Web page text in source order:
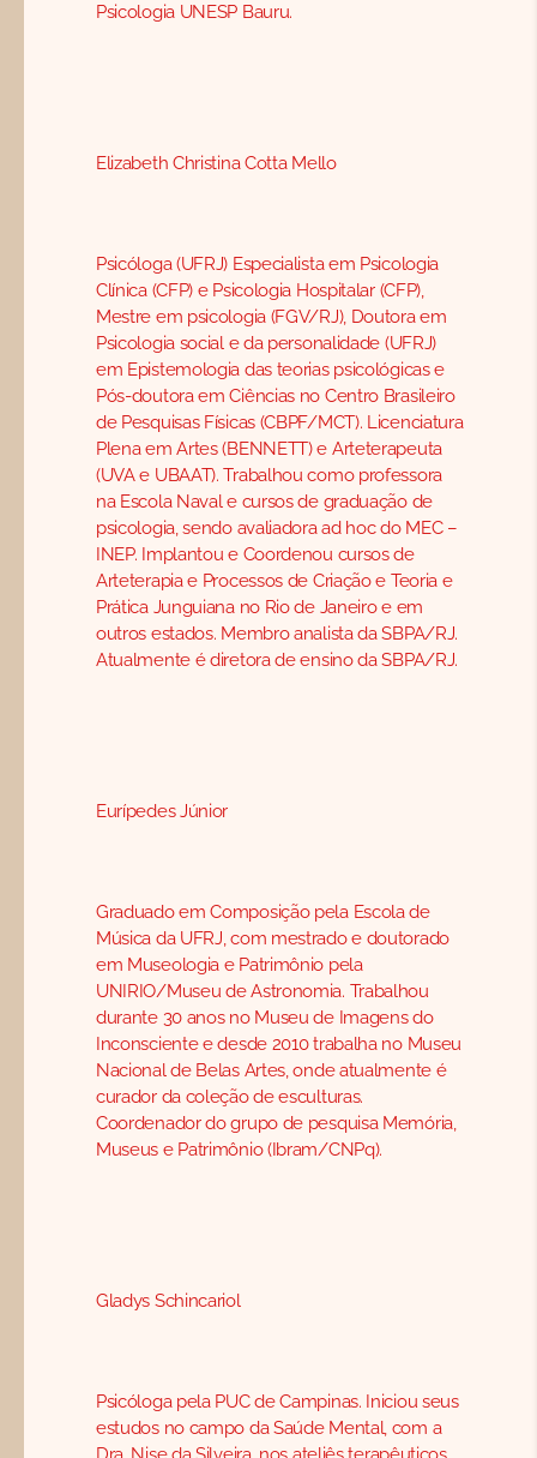
Psicologia UNESP Bauru.
Elizabeth Christina Cotta Mello
Psicóloga (UFRJ) Especialista em Psicologia
Clínica (CFP) e Psicologia Hospitalar (CFP),
Mestre em psicologia (FGV/RJ), Doutora em
Psicologia social e da personalidade (UFRJ)
em Epistemologia das teorias psicológicas e
Pós-doutora em Ciências no Centro Brasileiro
de Pesquisas Físicas (CBPF/MCT). Licenciatura
Plena em Artes (BENNETT) e Arteterapeuta
(UVA e UBAAT). Trabalhou como professora
na Escola Naval e cursos de graduação de
psicologia, sendo avaliadora ad hoc do MEC –
INEP. Implantou e Coordenou cursos de
Arteterapia e Processos de Criação e Teoria e
Prática Junguiana no Rio de Janeiro e em
outros estados. Membro analista da SBPA/RJ.
Atualmente é diretora de ensino da SBPA/RJ.
Eurípedes Júnior
Graduado em Composição pela Escola de
Música da UFRJ, com mestrado e doutorado
em Museologia e Patrimônio pela
UNIRIO/Museu de Astronomia. Trabalhou
durante 30 anos no Museu de Imagens do
Inconsciente e desde 2010 trabalha no Museu
Nacional de Belas Artes, onde atualmente é
curador da coleção de esculturas.
Coordenador do grupo de pesquisa Memória,
Museus e Patrimônio (Ibram/CNPq).
Gladys Schincariol
Psicóloga pela PUC de Campinas. Iniciou seus
estudos no campo da Saúde Mental, com a